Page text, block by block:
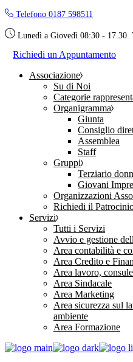
Skip
the
Telefono 0187 598511
Lunedì a Giovedì 08:30 - 17.30.
Richiedi un Appuntamento
Associazione
Su di Noi
Categorie
Organigramma
Giunta
Consiglio
Assemblea
Staff
Gruppi
Terziario
Giovani
Organizzazioni
Richiedi il
Servizi
Tutti i Servizi
Avvio e gestione
Area contabilità e
Area Credito e
Area lavoro,
Area Sindacale
Area Marketing
Area sicurezza sul
ambiente
Area Formazione